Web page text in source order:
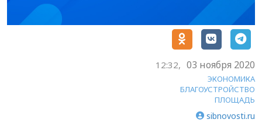
12:32, 03 ноября 2020
ЭКОНОМИКА
БЛАГОУСТРОЙСТВО
ПЛОЩАДЬ
sibnovosti.ru